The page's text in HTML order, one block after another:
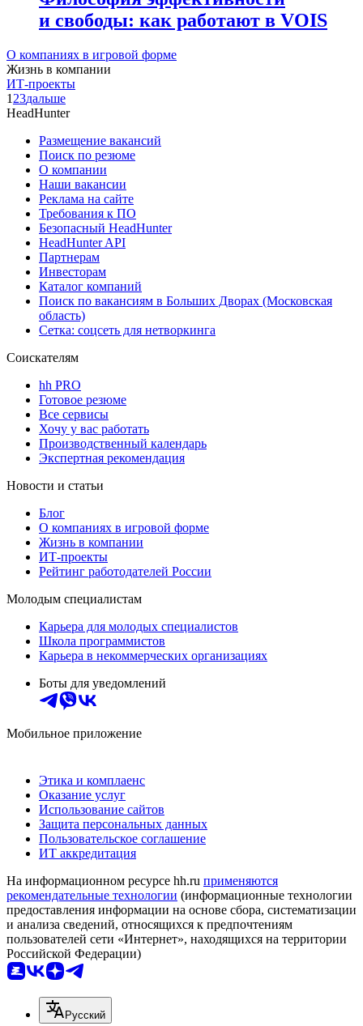
и свободы: как работают в VOIS
О компаниях в игровой форме
Жизнь в компании
ИТ-проекты
1 23дальше
HeadHunter
Размещение вакансий
Поиск по резюме
О компании
Наши вакансии
Реклама на сайте
Требования к ПО
Безопасный HeadHunter
HeadHunter API
Партнерам
Инвесторам
Каталог компаний
Поиск по вакансиям в Больших Дворах (Московская
область)
Сетка: соцсеть для нетворкинга
Соискателям
hh PRO
Готовое резюме
Все сервисы
Хочу у вас работать
Производственный календарь
Экспертная рекомендация
Новости и статьи
Блог
О компаниях в игровой форме
Жизнь в компании
ИТ-проекты
Рейтинг работодателей России
Молодым специалистам
Карьера для молодых специалистов
Школа программистов
Карьера в некоммерческих организациях
Боты для уведомлений
Мобильное приложение
Этика и комплаенс
Оказание услуг
Использование сайтов
Защита персональных данных
Пользовательское соглашение
ИТ аккредитация
На информационном ресурсе hh.ru применяются
рекомендательные технологии (информационные технологии
предоставления информации на основе сбора, систематизации
и анализа сведений, относящихся к предпочтениям
пользователей сети «Интернет», находящихся на территории
Российской Федерации)
Русский